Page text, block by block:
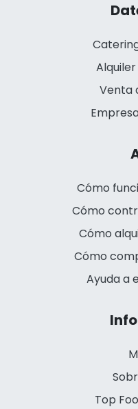
Venta
Cómo
Cómo
Cómo
Cómo
Ayuda a
Top